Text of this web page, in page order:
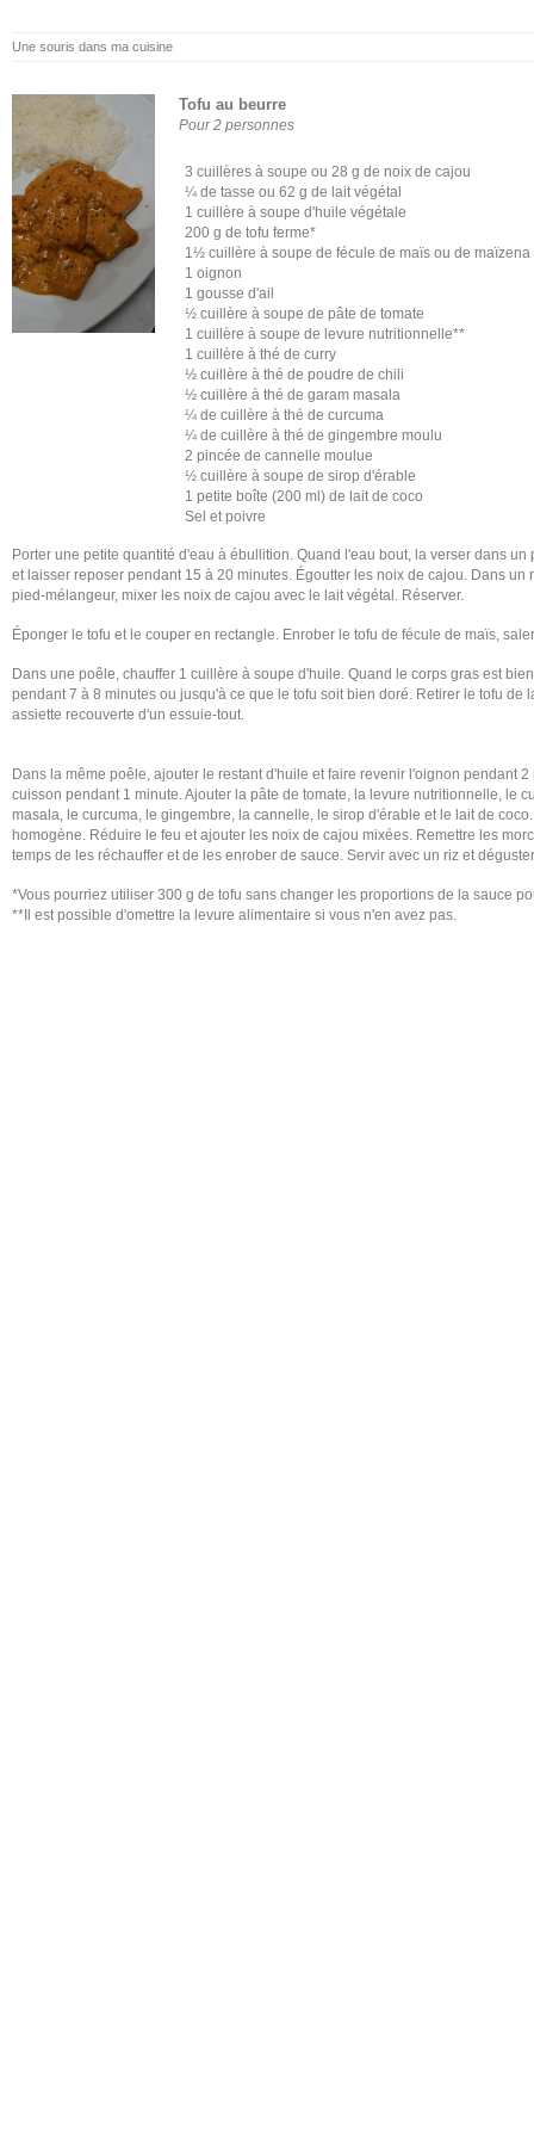
Une souris dans ma cuisine
Tofu au beurre
Pour 2 personnes
3 cuillères à soupe ou 28 g de noix de cajou
¼ de tasse ou 62 g de lait végétal
1 cuillère à soupe d'huile végétale
200 g de tofu ferme*
1½ cuillère à soupe de fécule de maïs ou de maïzena
1 oignon
1 gousse d'ail
½ cuillère à soupe de pâte de tomate
1 cuillère à soupe de levure nutritionnelle**
1 cuillère à thé de curry
½ cuillère à thé de poudre de chili
½ cuillère à thé de garam masala
¼ de cuillère à thé de curcuma
¼ de cuillère à thé de gingembre moulu
2 pincée de cannelle moulue
½ cuillère à soupe de sirop d'érable
1 petite boîte (200 ml) de lait de coco
Sel et poivre
Porter une petite quantité d'eau à ébullition. Quand l'eau bout, la verser dans
et laisser reposer pendant 15 à 20 minutes. Égoutter les noix de cajou. Dans
pied-mélangeur, mixer les noix de cajou avec le lait végétal. Réserver.
Éponger le tofu et le couper en rectangle. Enrober le tofu de fécule de maïs,
Dans une poêle, chauffer 1 cuillère à soupe d'huile. Quand le corps gras est
pendant 7 à 8 minutes ou jusqu'à ce que le tofu soit bien doré. Retirer le tofu de
assiette recouverte d'un essuie-tout.
Dans la même poêle, ajouter le restant d'huile et faire revenir l'oignon pendant
cuisson pendant 1 minute. Ajouter la pâte de tomate, la levure nutritionnelle, le
masala, le curcuma, le gingembre, la cannelle, le sirop d'érable et le lait de
homogène. Réduire le feu et ajouter les noix de cajou mixées. Remettre les
temps de les réchauffer et de les enrober de sauce. Servir avec un riz et
*Vous pourriez utiliser 300 g de tofu sans changer les proportions de la sauce
**Il est possible d'omettre la levure alimentaire si vous n'en avez pas.